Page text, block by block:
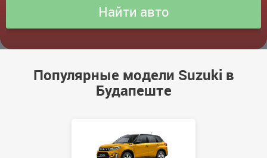
Популярные модели Suzuki в
Будапеште